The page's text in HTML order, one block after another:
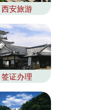
西安旅游
签证办理